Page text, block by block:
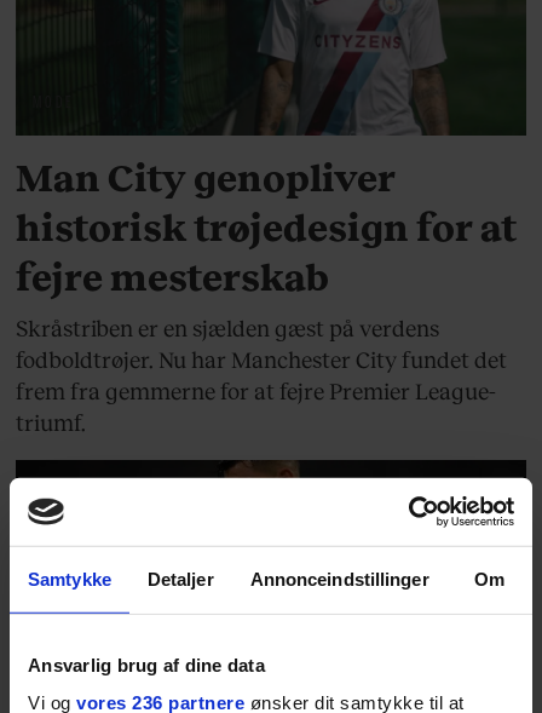
Samtykke Detaljer Annonceindstillinger Om
Ansvarlig brug af dine data
Vi og vores 236 partnere ønsker dit samtykke til at
Man City genopliver
historisk trøjedesign for at
fejre mesterskab
Skråstriben er en sjælden gæst på verdens
fodboldtrøjer. Nu har Manchester City fundet det
frem fra gemmerne for at fejre Premier League-
triumf.
SPORT